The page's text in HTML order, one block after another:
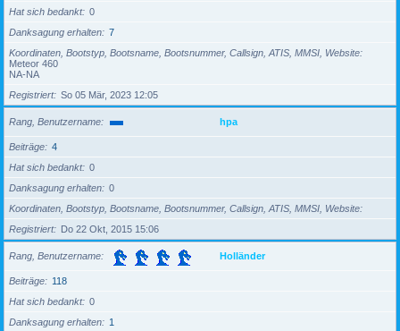
Hat sich bedankt
0
Danksagung erhalten
7
Koordinaten, Bootstyp, Bootsname, Bootsnummer, Callsign, ATIS, MMSI, Website
Meteor 460
NA-NA
Registriert
So 05 Mär, 2023 12:05
Rang, Benutzername hpa
Beiträge
4
Hat sich bedankt
0
Danksagung erhalten
0
Koordinaten, Bootstyp, Bootsname, Bootsnummer, Callsign, ATIS, MMSI, Website
Registriert
Do 22 Okt, 2015 15:06
Rang, Benutzername Holländer
Beiträge
118
Hat sich bedankt
0
Danksagung erhalten
1